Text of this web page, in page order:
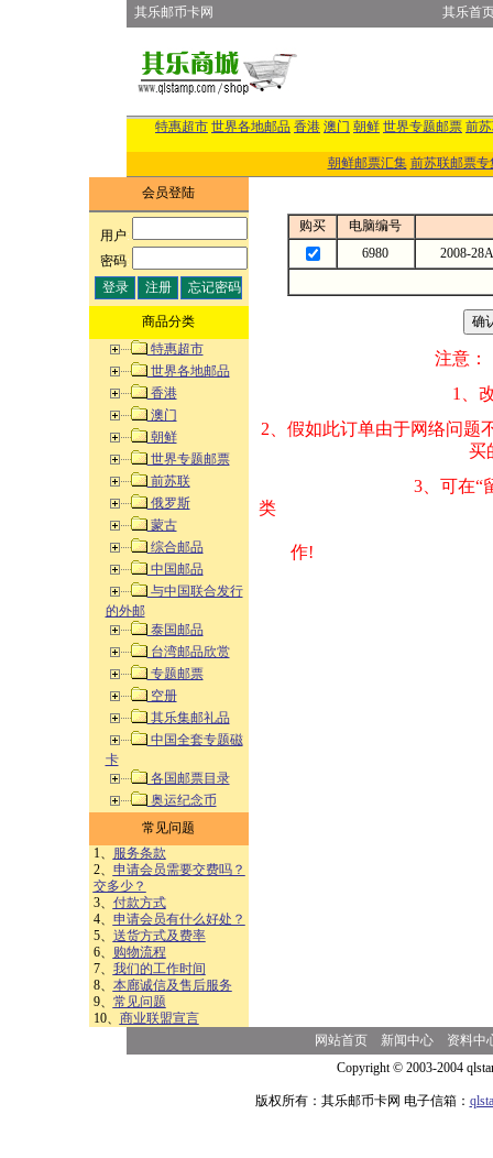
其乐邮币卡网 其乐首
特惠超市 世界各地邮品 香港 澳门 朝鲜 世界专题邮票 前
朝鲜邮票汇集 前苏联邮票专
会员登陆
用户:
密码:
商品分类
特惠超市
世界各地邮品
香港
澳门
朝鲜
世界专题邮票
前苏联
俄罗斯
蒙古
综合邮品
中国邮品
与中国联合发行
的外邮
泰国邮品
台湾邮品欣赏
专题邮票
空册
其乐集邮礼品
中国全套专题磁
卡
各国邮票目录
奥运纪念币
常见问题
1、
服务条款
2、 申请会员需要交费吗？
交多少？
3、 付款方式
4、 申请会员有什么好处？
5、 送货方式及费率
6、
购物流程
7、 我们的工作时间
8、 本廊诚信及售后服务
9、 常见问题
10、 商业联盟宣言
购买
电脑编号
6980
2008-
注意：
1、改变商品数量
2、假如此订单由
买的邮品的“
3、可在“
类 方式告之
作!
网站首页 新闻中心
资料中
Copyright © 2003-2004
版权所有：其乐邮币卡网 电子信箱：